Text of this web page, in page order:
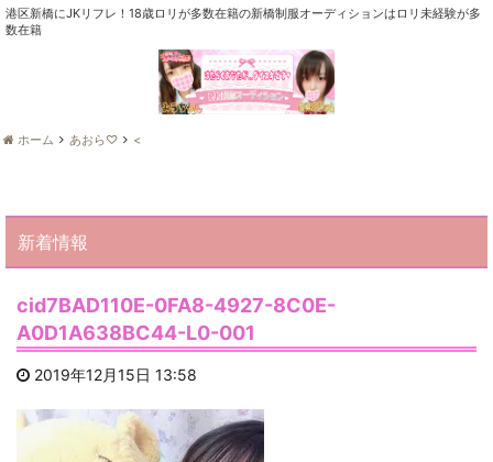
港区新橋にJKリフレ！18歳ロリが多数在籍の新橋制服オーディションはロリ未経験が多
数在籍
ホーム あおら♡ <
新着情報
cid7BAD110E-0FA8-4927-8C0E-
A0D1A638BC44-L0-001
2019年12月15日 13:58